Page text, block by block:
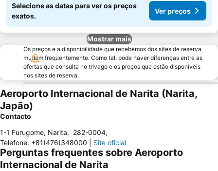
Selecione as datas para ver os preços
exatos.
Ver preços
Mostrar mais
Os preços e a disponibilidade que recebemos dos sites de reserva
mudam frequentemente. Como tal, pode haver diferenças entre as
ofertas que consulta no trivago e os preços que estão disponíveis
nos sites de reserva.
Aeroporto Internacional de Narita (Narita,
Japão)
Contacto
1-1 Furugome, Narita, 282-0004,
Telefone: +81(476)348000 Site oficial
Perguntas frequentes sobre Aeroporto
Internacional de Narita